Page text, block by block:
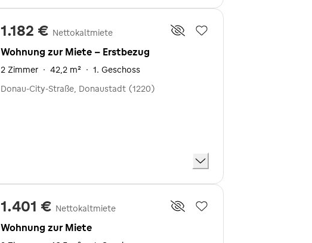
1.182 € Nettokaltmiete
Wohnung zur Miete - Erstbezug
2 Zimmer · 42,2 m² · 1. Geschoss
Donau-City-Straße, Donaustadt (1220)
1.401 € Nettokaltmiete
Wohnung zur Miete